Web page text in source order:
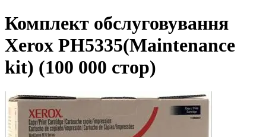
Комплект обслуговування
Xerox PH5335(Maintenance
kit) (100 000 стор)